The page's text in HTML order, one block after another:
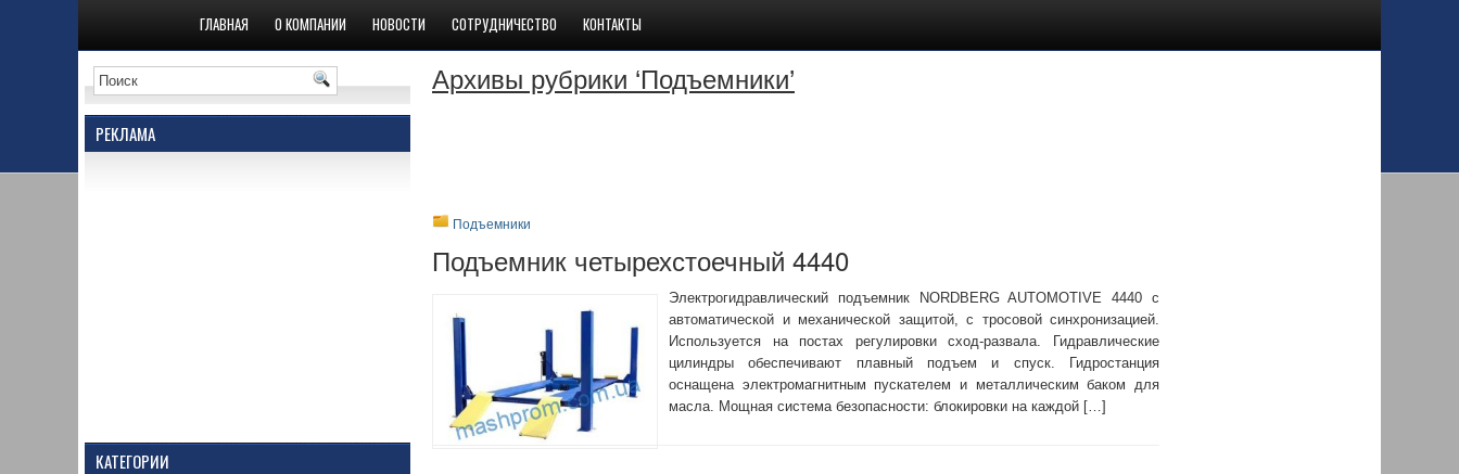
ГЛАВНАЯ О КОМПАНИИ НОВОСТИ СОТРУДНИЧЕСТВО КОНТАКТЫ
РЕКЛАМА
КАТЕГОРИИ
Архивы рубрики ‘Подъемники’
Подъемники
Подъемник четырехстоечный 4440
Электрогидравлический подъемник NORDBERG AUTOMOTIVE 4440 с
автоматической и механической защитой, с тросовой синхронизацией.
Используется на постах регулировки сход-развала. Гидравлические
цилиндры обеспечивают плавный подъем и спуск. Гидростанция
оснащена электромагнитным пускателем и металлическим баком для
масла. Мощная система безопасности: блокировки на каждой […]